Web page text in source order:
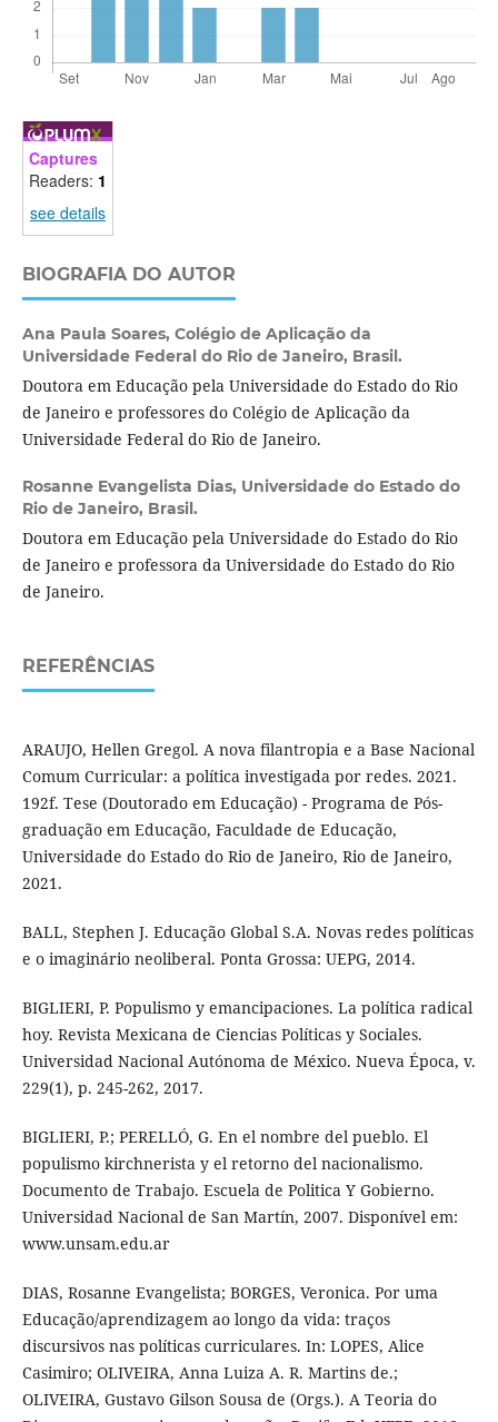
Captures
Readers: 1
see details
BIOGRAFIA DO AUTOR
Ana Paula Soares, Colégio de Aplicação da
Universidade Federal do Rio de Janeiro, Brasil.
Doutora em Educação pela Universidade do Estado do Rio
de Janeiro e professores do Colégio de Aplicação da
Universidade Federal do Rio de Janeiro.
Rosanne Evangelista Dias, Universidade do Estado do
Rio de Janeiro, Brasil.
Doutora em Educação pela Universidade do Estado do Rio
de Janeiro e professora da Universidade do Estado do Rio
de Janeiro.
REFERÊNCIAS
ARAUJO, Hellen Gregol. A nova filantropia e a Base Nacional
Comum Curricular: a política investigada por redes. 2021.
192f. Tese (Doutorado em Educação) - Programa de Pós-
graduação em Educação, Faculdade de Educação,
Universidade do Estado do Rio de Janeiro, Rio de Janeiro,
2021.
BALL, Stephen J. Educação Global S.A. Novas redes políticas
e o imaginário neoliberal. Ponta Grossa: UEPG, 2014.
BIGLIERI, P. Populismo y emancipaciones. La política radical
hoy. Revista Mexicana de Ciencias Políticas y Sociales.
Universidad Nacional Autónoma de México. Nueva Época, v.
229(1), p. 245-262, 2017.
BIGLIERI, P.; PERELLÓ, G. En el nombre del pueblo. El
populismo kirchnerista y el retorno del nacionalismo.
Documento de Trabajo. Escuela de Politica Y Gobierno.
Universidad Nacional de San Martín, 2007. Disponível em:
www.unsam.edu.ar
DIAS, Rosanne Evangelista; BORGES, Veronica. Por uma
Educação/aprendizagem ao longo da vida: traços
discursivos nas políticas curriculares. In: LOPES, Alice
Casimiro; OLIVEIRA, Anna Luiza A. R. Martins de.;
OLIVEIRA, Gustavo Gilson Sousa de (Orgs.). A Teoria do